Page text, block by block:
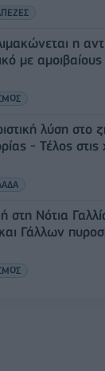
η
με
λύση στο
- Τέλος στις
στη Νότια
Γάλλων